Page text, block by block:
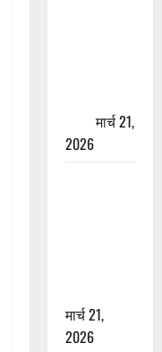
मार्च 21,
2026
मार्च 21,
2026